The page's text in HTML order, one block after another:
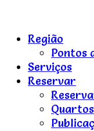
Pinhal
Região
Pontos
Serviços
Reservar
Quartos